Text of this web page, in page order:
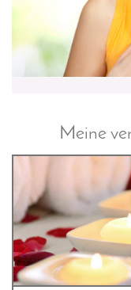
Meine